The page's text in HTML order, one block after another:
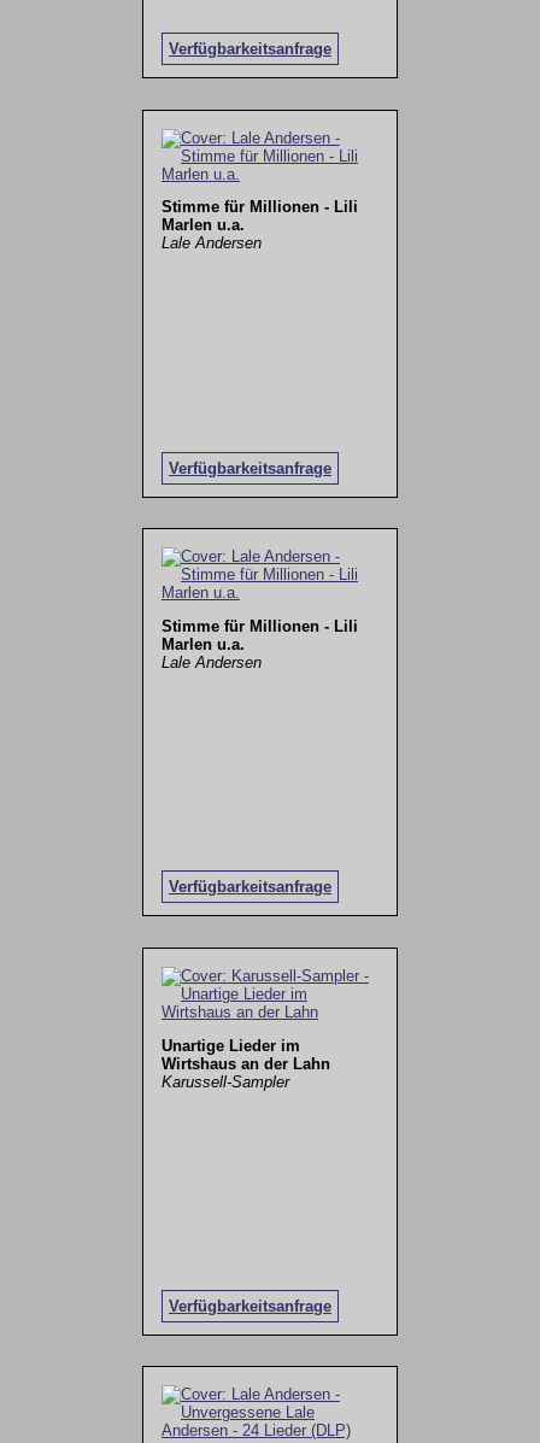
Verfügbarkeitsanfrage
Stimme für Millionen - Lili
Marlen u.a.
Lale Andersen
Verfügbarkeitsanfrage
Stimme für Millionen - Lili
Marlen u.a.
Lale Andersen
Verfügbarkeitsanfrage
Unartige Lieder im
Wirtshaus an der Lahn
Karussell-Sampler
Verfügbarkeitsanfrage